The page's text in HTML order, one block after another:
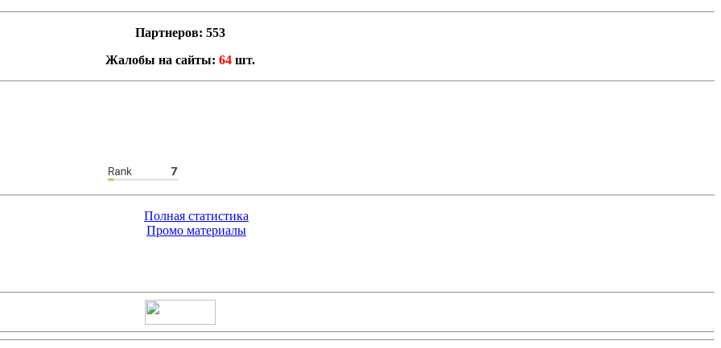
Партнеров: 553
Жалобы на сайты: 64 шт.
Полная статистика
Промо материалы